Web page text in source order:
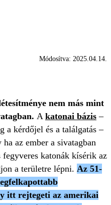
Módosítva: 2025.04.14.
nem más mint
A katonai bázis –
a kérdőjel és a találgatás –
az ember a sivatagban
katonák kísérik az
a területre lépni. Az 51-
itt rejtegeti az amerikai